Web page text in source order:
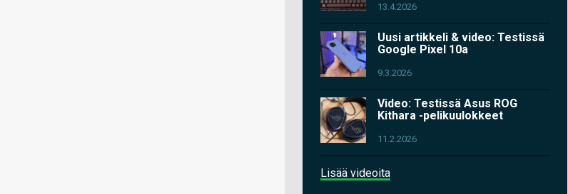
13.4.2026
Uusi artikkeli & video: Testissä
Google Pixel 10a
9.3.2026
Video: Testissä Asus ROG
Kithara -pelikuulokkeet
11.2.2026
Lisää videoita